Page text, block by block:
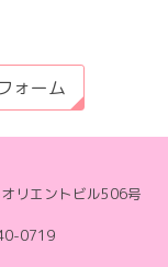
ォーム
リエントビル506号
0719